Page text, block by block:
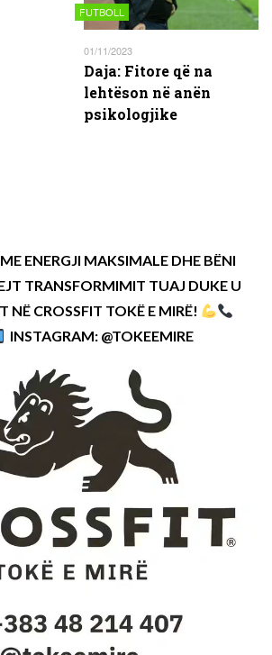
FUTBOLL
01/11/2023
Daja: Fitore që na
lehtëson në anën
psikologjike
ENERGJI MAKSIMALE DHE BËNI
TRANSFORMIMIT TUAJ DUKE U
NË CROSSFIT TOKË E MIRË!
INSTAGRAM: @TOKEEMIRE